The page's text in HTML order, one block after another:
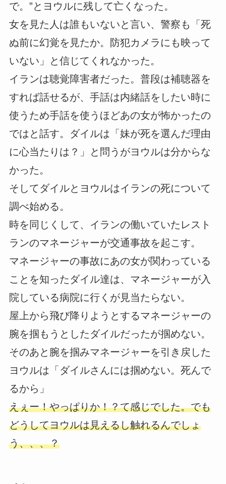
で。”とヨウルに残して亡くなった。
女を見た人は誰もいないと言い、警察も「死
ぬ前に幻覚を見たか。防犯カメラにも映って
いない」と信じてくれなかった。
イランは聴覚障害者だった。普段は補聴器を
すれば話せるが、手話は内緒話をしたい時に
使うため手話を使うほどあの女が怖かったの
ではと話す。ダイルは「妹が死を選んだ理由
に心当たりは？」と問うがヨウルは分からな
かった。
そしてダイルとヨウルはイランの死について
調べ始める。
時を同じくして、イランの働いていたレスト
ランのマネージャーが交通事故を起こす。
マネージャーの事故にあの女が関わっている
ことを知ったダイル達は、マネージャーが入
院している病院に行くが見当たらない。
屋上から飛び降りようとするマネージャーの
腕を掴もうとしたダイルだったが掴めない。
そのあと腕を掴みマネージャーを引き戻した
ヨウルは「ダイルさんには掴めない。死んで
るから」
えぇー！やっぱりか！？て感じでした。でも
どうしてヨウルは見えるし触れるんでしょ
う、、、？